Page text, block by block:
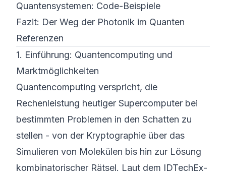
Quantensystemen: Code-Beispiele
Fazit: Der Weg der Photonik im Quanten
Referenzen
1. Einführung: Quantencomputing und
Marktmöglichkeiten
Quantencomputing verspricht, die
Rechenleistung heutiger Supercomputer bei
bestimmten Problemen in den Schatten zu
stellen - von der Kryptographie über das
Simulieren von Molekülen bis hin zur Lösung
kombinatorischer Rätsel. Laut dem IDTechEx-